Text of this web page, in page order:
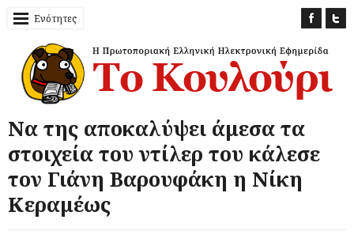
Ενότητες
Να της αποκαλύψει άμεσα τα
στοιχεία του ντίλερ του κάλεσε
τον Γιάνη Βαρουφάκη η Νίκη
Κεραμέως